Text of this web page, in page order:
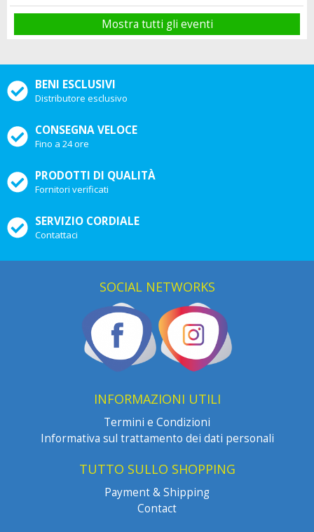
Mostra tutti gli eventi
BENI ESCLUSIVI
Distributore esclusivo
CONSEGNA VELOCE
Fino a 24 ore
PRODOTTI DI QUALITÀ
Fornitori verificati
SERVIZIO CORDIALE
Contattaci
SOCIAL NETWORKS
INFORMAZIONI UTILI
Termini e Condizioni
Informativa sul trattamento dei dati personali
TUTTO SULLO SHOPPING
Payment & Shipping
Contact